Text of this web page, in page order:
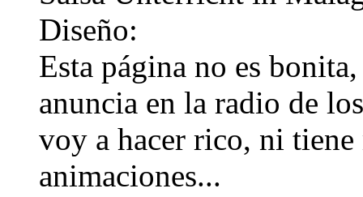
Diseño:
Esta página no es
anuncia en la radio de
voy a hacer rico, ni
animaciones...